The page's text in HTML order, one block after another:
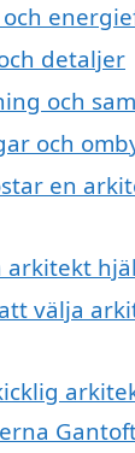
detaljer
och
och
en
arkitekt
välja